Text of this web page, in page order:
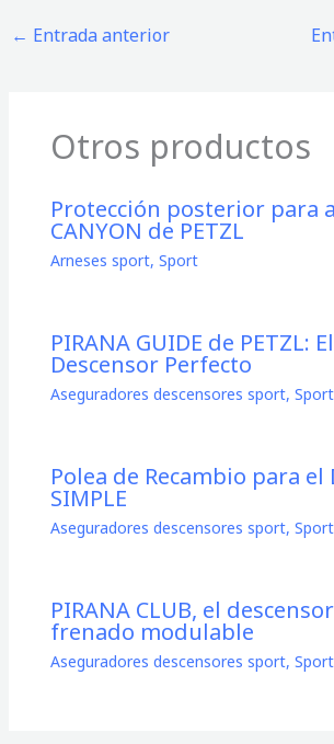
← Entrada anterior
Otros productos
Protección posterior para
CANYON de PETZL
Arneses sport, Sport
PIRANA GUIDE de PETZL: El
Descensor Perfecto
Aseguradores descensores sport, Sport
Polea de Recambio para el
SIMPLE
Aseguradores descensores sport, Sport
PIRANA CLUB, el
frenado modulable
Aseguradores descensores sport, Sport